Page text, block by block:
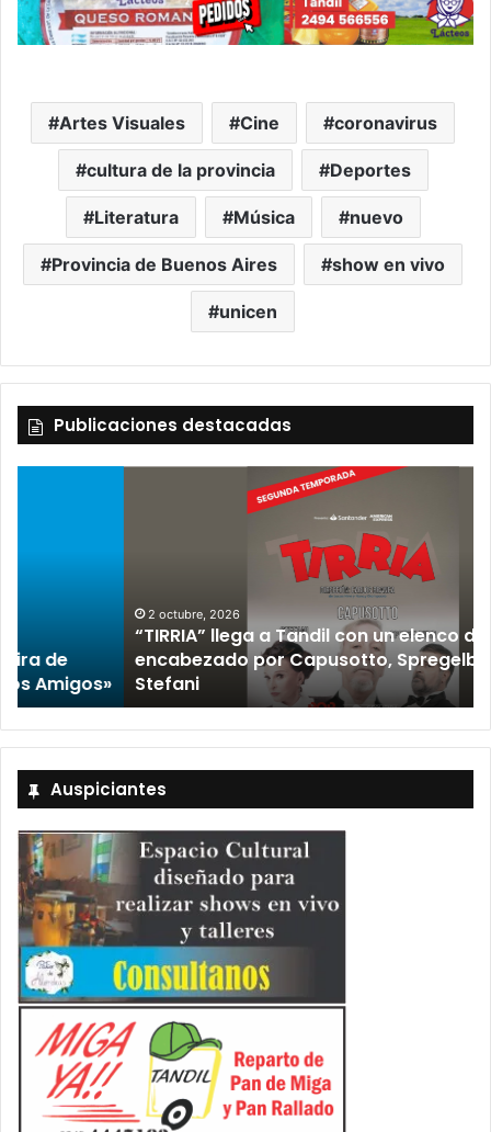
Artes Visuales Cine coronavirus
cultura de la provincia Deportes
Literatura Música nuevo
Provincia de Buenos Aires show en vivo
unicen
Publicaciones destacadas
“TIRRIA” llega a Tandil con un elenco de lujo
encabezado por Capusotto, Spregelburd y
Stefani
Auspiciantes